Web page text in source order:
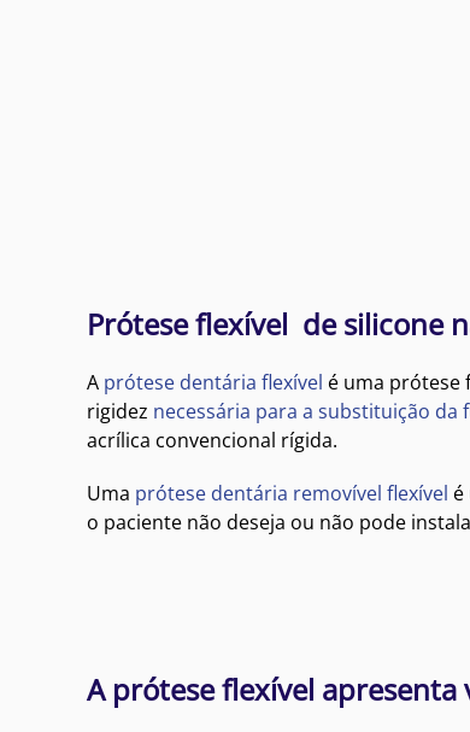
Prótese flexível de silicone
A prótese dentária flexível é uma prótese
rigidez necessária para a substituição da
acrílica convencional rígida.
Uma prótese dentária removível flexível
o paciente não deseja ou não pode
A prótese flexível apresenta